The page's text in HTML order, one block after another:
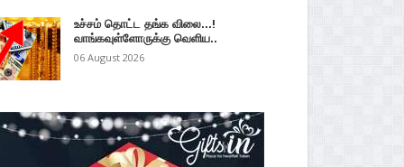
உச்சம் தொட்ட தங்க விலை...!
வாங்கவுள்ளோருக்கு வெளிய..
06 August 2026